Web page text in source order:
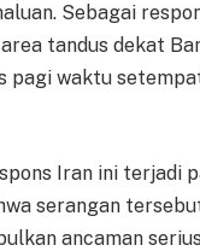
Sebagai
tandus dekat
pagi waktu
Iran ini terjadi
serangan
ancaman